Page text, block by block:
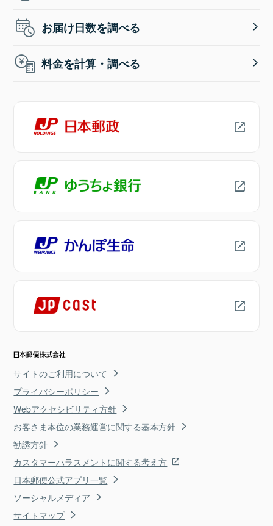
お届け日数を調べる
料金を計算・調べる
サイトのご利用について
プライバシーポリシー
Webアクセシビリティ方針
お客さま本位の業務運営に関する基本方針
勧誘方針
カスタマーハラスメントに関する考え方
日本郵便公式アプリ一覧
ソーシャルメディア
サイトマップ